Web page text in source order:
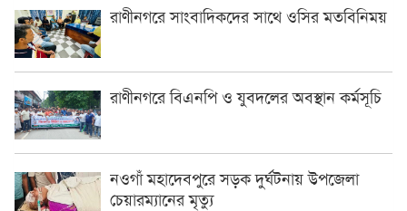
রাণীনগরে সাংবাদিকদের সাথে ওসির মতবিনিময়
রাণীনগরে বিএনপি ও যুবদলের অবস্থান কর্মসূচি
নওগাঁ মহাদেবপুরে সড়ক দুর্ঘটনায় উপজেলা
চেয়ারম্যানের মৃত্যু